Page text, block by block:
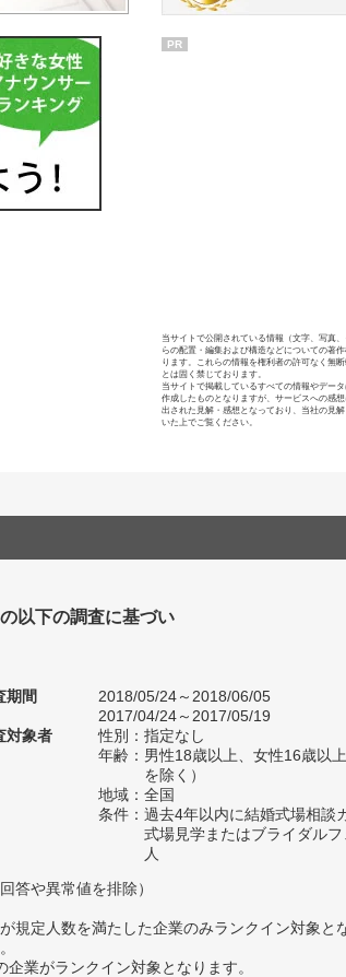
PR
当サイトで公開されている情報（文字、写真
らの配置・編集および構造などについての著
ります。これらの情報を権利者の許可なく無
とは固く禁じております。
当サイトで掲載しているすべての情報やデー
作成したものとなりますが、サービスへの感
出された見解・感想となっており、当社の見
いた上でご覧ください。
以下の調査に基づい
期間
2018/05/24～2018/06/05
2017/04/24～2017/05/19
対象者
性別：指定なし
年齢：男性18歳以上、女性16歳以
を除く）
地域：全国
条件：過去4年以内に結婚式場相談
式場見学またはブライダル
人
答や異常値を排除）
定人数を満たした企業のみランクイン対象と
業がランクイン対象となります。